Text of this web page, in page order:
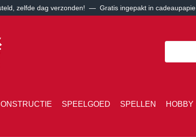
zelfde dag verzonden! — Gratis ingepakt in
SPEELGOED SPELLEN HOBBY